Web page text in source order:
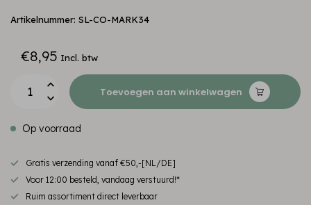
Artikelnummer: SL-CO-MARK34
€8,95 Incl. btw
Toevoegen aan winkelwagen
Op voorraad
Gratis verzending vanaf €50,-[NL/DE]
Voor 12:00 besteld, vandaag verstuurd!*
Ruim assortiment direct leverbaar